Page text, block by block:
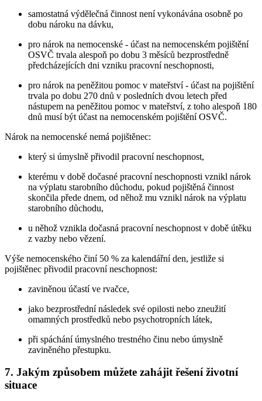
samostatná výdělečná činnost není vykonávána osobně po
dobu nároku na dávku,
pro nárok na nemocenské - účast na nemocenském pojištění
OSVČ trvala alespoň po dobu 3 měsíců bezprostředně
předcházejících dni vzniku pracovní neschopnosti,
pro nárok na peněžitou pomoc v mateřství - účast na pojištění
trvala po dobu 270 dnů v posledních dvou letech před
nástupem na peněžitou pomoc v mateřství, z toho alespoň 180
dnů musí být účast na nemocenském pojištění OSVČ.
Nárok na nemocenské nemá pojištěnec:
který si úmyslně přivodil pracovní neschopnost,
kterému v době dočasné pracovní neschopnosti vznikl nárok
na výplatu starobního důchodu, pokud pojištěná činnost
skončila přede dnem, od něhož mu vznikl nárok na výplatu
starobního důchodu,
u něhož vznikla dočasná pracovní neschopnost v době útěku
z vazby nebo vězení.
Výše nemocenského činí 50 % za kalendářní den, jestliže si
pojištěnec přivodil pracovní neschopnost:
zaviněnou účastí ve rvačce,
jako bezprostřední následek své opilosti nebo zneužití
omamných prostředků nebo psychotropních látek,
při spáchání úmyslného trestného činu nebo úmyslně
zaviněného přestupku.
7. Jakým způsobem můžete zahájit řešení životní
situace